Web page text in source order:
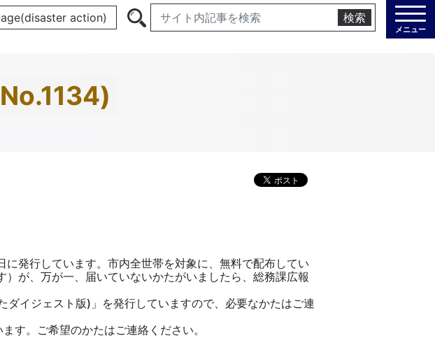
action) 検索
メニュー
発行しています。市内全世帯を対象に、無料で配布してい
が、万が一、届いていないかたがいましたら、総務課広報
イジェスト版)」を発行していますので、必要なかたはご連
す。ご希望のかたはご連絡ください。